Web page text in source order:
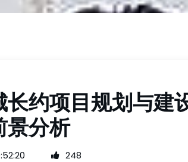
长约项目规划与建
景分析
248